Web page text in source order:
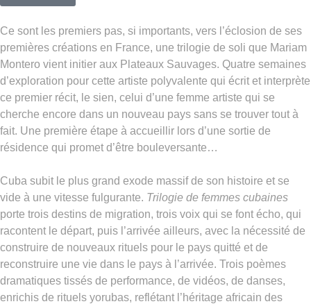
Ce sont les premiers pas, si importants, vers l’éclosion de ses
premières créations en France, une trilogie de soli que Mariam
Montero vient initier aux Plateaux Sauvages. Quatre semaines
d’exploration pour cette artiste polyvalente qui écrit et interprète
ce premier récit, le sien, celui d’une femme artiste qui se
cherche encore dans un nouveau pays sans se trouver tout à
fait. Une première étape à accueillir lors d’une sortie de
résidence qui promet d’être bouleversante…
Cuba subit le plus grand exode massif de son histoire et se
vide à une vitesse fulgurante. Trilogie de femmes cubaines
porte trois destins de migration, trois voix qui se font écho, qui
racontent le départ, puis l’arrivée ailleurs, avec la nécessité de
construire de nouveaux rituels pour le pays quitté et de
reconstruire une vie dans le pays à l’arrivée. Trois poèmes
dramatiques tissés de performance, de vidéos, de danses,
enrichis de rituels yorubas, reflétant l’héritage africain des